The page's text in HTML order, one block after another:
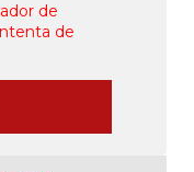
de
de